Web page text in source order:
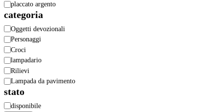
placcato argento
categoria
Categoria
Oggetti devozionali
Personaggi
Croci
lampadario
Rilievi
Lampada da pavimento
stato
Statodisponibile